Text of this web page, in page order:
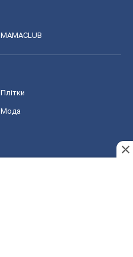
MAMACLUB
Плітки
Мода